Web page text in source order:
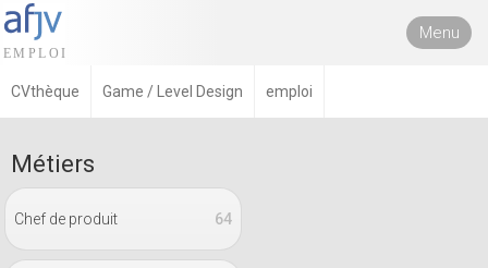
Menu
CVthèque Game / Level Design emploi
Métiers
64
Chef de produit